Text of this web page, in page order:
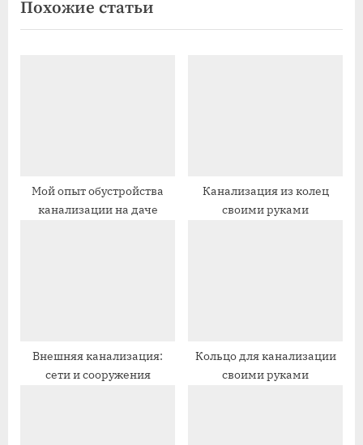
ы
д
п
и
д
у
п
и
Похожие статьи
Мой опыт обустройства
канализации на даче
Канализация из колец
своими руками
Внешняя канализация:
сети и сооружения
Кольцо для канализации
своими руками